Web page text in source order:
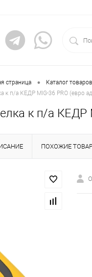
страница • Каталог товаров
к п/а КЕДР MIG-36 PRO (евро
к п/а КЕДР
ПОХОЖИЕ